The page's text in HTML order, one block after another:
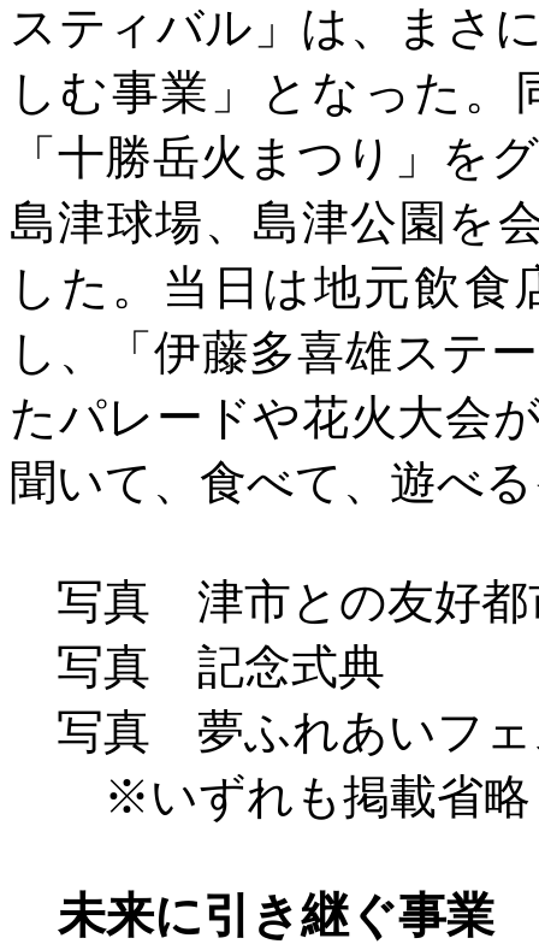
スティバル」は、まさ
しむ事業」となった
「十勝岳火まつり」を
島津球場、島津公園を
した。当日は地元飲
し、「伊藤多喜雄ステ
たパレードや花火大会
聞いて、食べて、遊べ
写真 津市との友好都
写真 記念式典
写真 夢ふれあいフェ
※いずれも掲載省略
未来に引き継ぐ事業